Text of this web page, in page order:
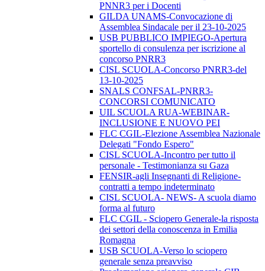
PNNR3 per i Docenti
GILDA UNAMS-Convocazione di
Assemblea Sindacale per il 23-10-2025
USB PUBBLICO IMPIEGO-Apertura
sportello di consulenza per iscrizione al
concorso PNRR3
CISL SCUOLA-Concorso PNRR3-del
13-10-2025
SNALS CONFSAL-PNRR3-
CONCORSI COMUNICATO
UIL SCUOLA RUA-WEBINAR-
INCLUSIONE E NUOVO PEI
FLC CGIL-Elezione Assemblea Nazionale
Delegati "Fondo Espero"
CISL SCUOLA-Incontro per tutto il
personale - Testimonianza su Gaza
FENSIR-agli Insegnanti di Religione-
contratti a tempo indeterminato
CISL SCUOLA- NEWS- A scuola diamo
forma al futuro
FLC CGIL - Sciopero Generale-la risposta
dei settori della conoscenza in Emilia
Romagna
USB SCUOLA-Verso lo sciopero
generale senza preavviso